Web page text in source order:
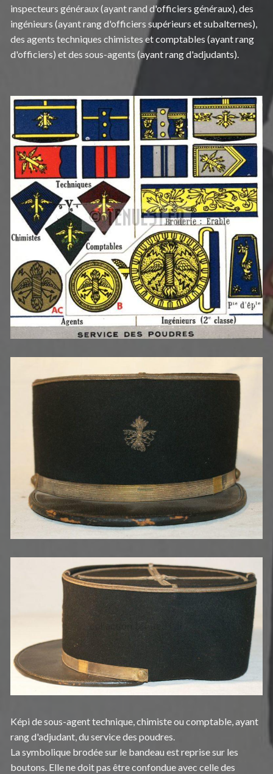
inspecteurs généraux (ayant rand d'officiers généraux), des
ingénieurs (ayant rang d'officiers supérieurs et subalternes),
des agents techniques chimistes et comptables (ayant rang
d'officiers) et des sous-agents (ayant rang d'adjudants).
Képi de sous-agent technique, chimiste ou comptable, ayant
rang d'adjudant, du service des poudres.
La symbolique brodée sur le bandeau est reprise sur les
boutons. Elle ne doit pas être confondue avec celle des